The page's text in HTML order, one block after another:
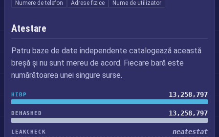
Numere de telefon
Adrese fizice Nume de utilizator
Atestare
Patru baze de date independente catalogează această
breșă și nu sunt mereu de acord. Fiecare bară este
numărătoarea unei singure surse.
HIBP 13,258,797
DEHASHED 13,258,797
LEAKCHECK neatestat